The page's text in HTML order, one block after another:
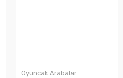
Oyuncak Arabalar